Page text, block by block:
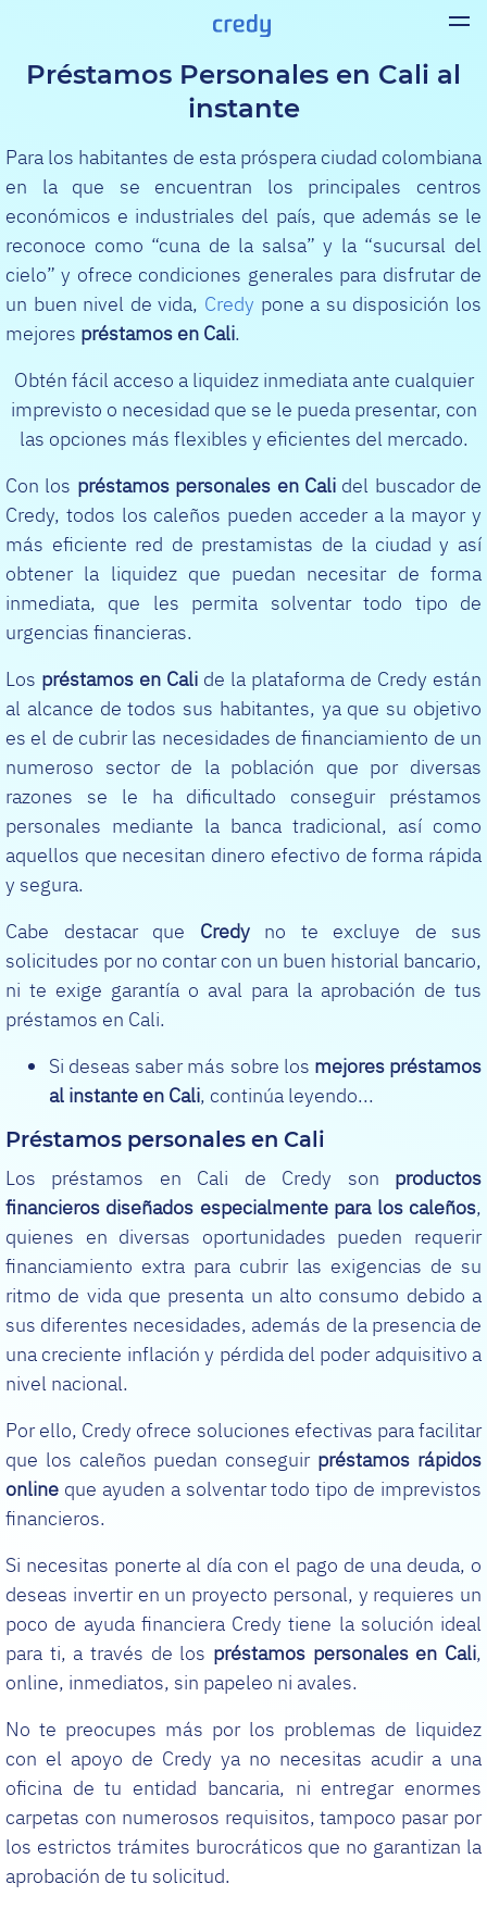
Préstamos Personales en Cali al
instante
Para los habitantes de esta próspera ciudad colombiana
en la que se encuentran los principales centros
económicos e industriales del país, que además se le
reconoce como “cuna de la salsa” y la “sucursal del
cielo” y ofrece condiciones generales para disfrutar de
un buen nivel de vida, Credy pone a su disposición los
mejores préstamos en Cali.
Obtén fácil acceso a liquidez inmediata ante cualquier
imprevisto o necesidad que se le pueda presentar, con
las opciones más flexibles y eficientes del mercado.
Con los préstamos personales en Calidel buscador de
Credy, todos los caleños pueden acceder a la mayor y
más eficiente red de prestamistas de la ciudad y así
obtener la liquidez que puedan necesitar de forma
inmediata, que les permita solventar todo tipo de
urgencias financieras.
Los préstamos en Cali de la plataforma de Credy están
al alcance de todos sus habitantes, ya que su objetivo
es el de cubrir las necesidades de financiamiento de un
numeroso sector de la población que por diversas
razones se le ha dificultado conseguir préstamos
personales mediante la banca tradicional, así como
aquellos que necesitan dinero efectivo de forma rápida
y segura.
Cabe destacar que Credy no te excluye de sus
solicitudes por no contar con un buen historial bancario,
ni te exige garantía o aval para la aprobación de tus
préstamos en Cali.
Si deseas saber más sobre los mejores préstamos
al instante en Cali, continúa leyendo...
Préstamos personales en Cali
Los préstamos en Cali de Credy son productos
financieros diseñados especialmente para los caleños,
quienes en diversas oportunidades pueden requerir
financiamiento extra para cubrir las exigencias de su
ritmo de vida que presenta un alto consumo debido a
sus diferentes necesidades, además de la presencia de
una creciente inflación y pérdida del poder adquisitivo a
nivel nacional.
Por ello, Credy ofrece soluciones efectivas para facilitar
que los caleños puedan conseguir préstamos rápidos
online que ayuden a solventar todo tipo de imprevistos
financieros.
Si necesitas ponerte al día con el pago de una deuda, o
deseas invertir en un proyecto personal, y requieres un
poco de ayuda financiera Credy tiene la solución ideal
para ti, a través de los préstamos personales en Cali,
online, inmediatos, sin papeleo ni avales.
No te preocupes más por los problemas de liquidez
con el apoyo de Credy ya no necesitas acudir a una
oficina de tu entidad bancaria, ni entregar enormes
carpetas con numerosos requisitos, tampoco pasar por
los estrictos trámites burocráticos que no garantizan la
aprobación de tu solicitud.